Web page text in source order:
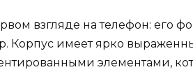
взгляде на телефон: его
Корпус имеет ярко
элементами,